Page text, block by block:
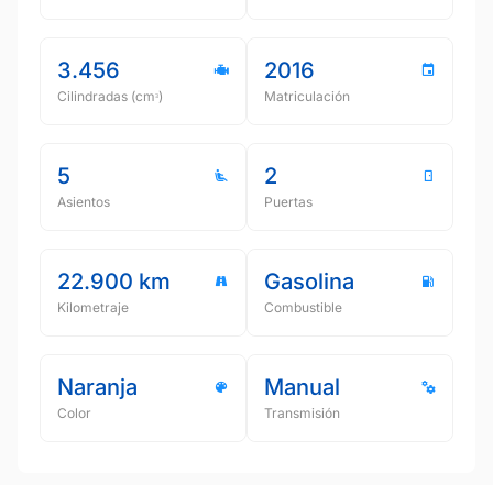
3.456
Cilindradas (cmᵌ)
2016
Matriculación
5
Asientos
2
Puertas
22.900 km
Kilometraje
Gasolina
Combustible
Naranja
Color
Manual
Transmisión